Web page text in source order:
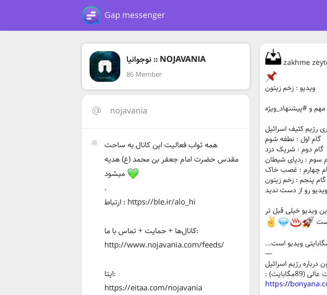
Gap messenger
نوجوانیا :: NOJAVANIA
86 Member
nojavania
همه ثواب فعالیت این کانال به ساحت
مقدس حضرت امام جعفر بن محمد (ع) هدیه
.
ارتباط : https://ble.ir/alo_hi
کانال‌ها + حمایت + تماس با ما:
http://www.nojavania.com/feeds/
ایتا:
https://eitaa.com/nojavania
zakhme
ویدیو : زخم زیتون
مهم و #پیشنهاد_ویژه
رژیم کثیف اسرائیل
گام اول : نطفه شوم
گام دوم : شریک دزد
سوم : ردپای شیطان
چهارم : غصب خاک
گام پنجم : زخم زیتون
رو از دست ندید
ویدیو خیلی قبل تر
—
درباره رژیم اسرائیل
(89مگابایت) :
https://